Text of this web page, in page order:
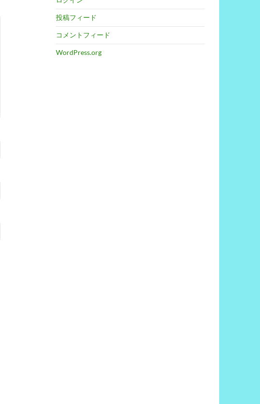
投稿フィード
コメントフィード
WordPress.org